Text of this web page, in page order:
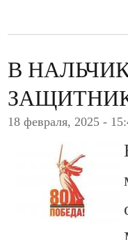
В
18 февраля, 2025 -